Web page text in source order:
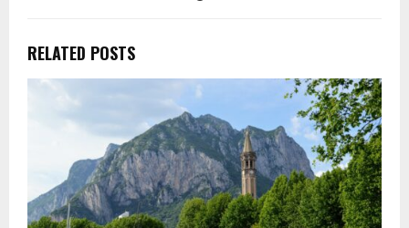
RELATED POSTS